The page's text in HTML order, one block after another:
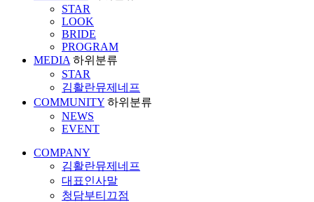
STAR
LOOK
BRIDE
PROGRAM
MEDIA 하위분류
STAR
김활란뮤제네프
COMMUNITY 하위분류
NEWS
EVENT
COMPANY
김활란뮤제네프
대표인사말
청담부티끄점